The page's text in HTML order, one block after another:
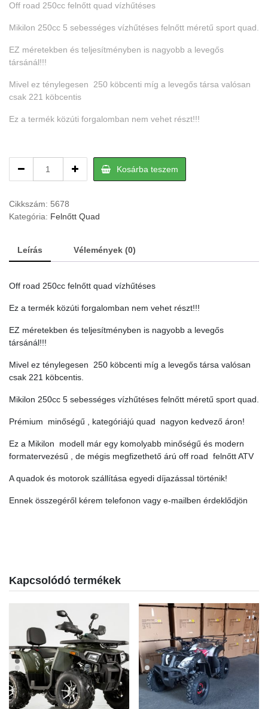
940000 Ft.
Off road 250cc felnőtt quad vízhűtéses
Mikilon 250cc 5 sebességes vízhűtéses felnőtt méretű sport quad.
EZ méretekben és teljesítményben is nagyobb a levegős
társánál!!!
Mivel ez ténylegesen 250 köbcenti míg a levegős társa valósan
csak 221 köbcentis
Ez a termék közúti forgalomban nem vehet részt!!!
road
felnőtt
quad
Kosárba teszem
Cikkszám: 5678
Kategória: Felnőtt Quad
Leírás Vélemények (0)
Off road 250cc felnőtt quad vízhűtéses
Ez a termék közúti forgalomban nem vehet részt!!!
EZ méretekben és teljesítményben is nagyobb a levegős
társánál!!!
Mivel ez ténylegesen 250 köbcenti míg a levegős társa valósan
csak 221 köbcentis.
Mikilon 250cc 5 sebességes vízhűtéses felnőtt méretű sport quad.
Prémium minőségű , kategóriájú quad nagyon kedvező áron!
Ez a Mikilon modell már egy komolyabb minőségű és modern
formatervezésű , de mégis megfizethető árú off road felnőtt ATV
A quadok és motorok szállítása egyedi díjazással történik!
Ennek összegéről kérem telefonon vagy e-mailben érdeklődjön
Kapcsolódó termékek